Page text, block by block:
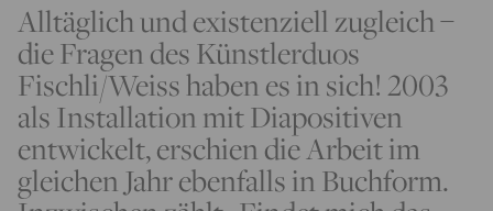
Alltäglich und existenziell zugleich –
die Fragen des Künstlerduos
Fischli/Weiss haben es in sich! 2003
als Installation mit Diapositiven
entwickelt, erschien die Arbeit im
gleichen Jahr ebenfalls in Buchform.